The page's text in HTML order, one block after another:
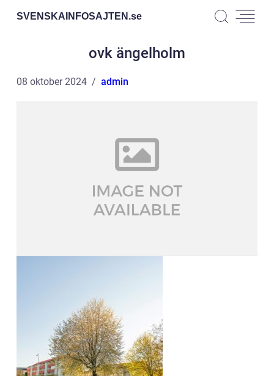
SVENSKAINFOSAJTEN.se
ovk ängelholm
08 oktober 2024 admin